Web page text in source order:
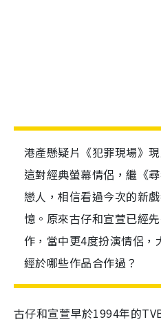
港產懸疑片《犯罪現場》
這對經典螢幕情侶，繼《
戀人，相信看過今次的新
憶。原來古仔和宣萱已經
作，當中更4度扮演情侶，
經於哪些作品合作過？
古仔和宣萱早於1994年的